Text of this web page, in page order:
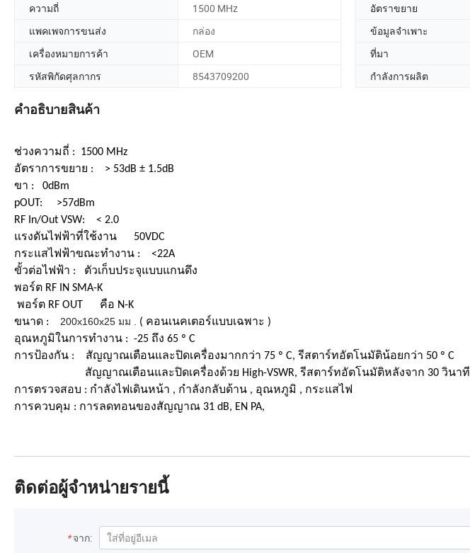
ความถี่
1500 MHz อัตราขยาย
แพคเพจการขนส่ง
กล่อง ข้อมูลจำเพาะ
เครื่องหมายการค้า
OEM ที่มา
รหัสพิกัดศุลกากร
8543709200 กำลังการผลิต
คำอธิบายสินค้า
ช่วงความถี่ :
1500 MHz
อัตราการขยาย :
> 53dB ± 1.5dB
ขา : 0dBm
pOUT:
>57dBm
RF In/Out VSW: < 2.0
แรงดันไฟฟ้าที่ใช้งาน
50VDC
กระแสไฟฟ้าขณะทำงาน : <22A
ขั้วต่อไฟฟ้า :
ตัวเก็บประจุแบบแกนดึง
พอร์ต RF IN SMA-K
พอร์ต RF OUT
คือ N-K
ขนาด :
200x160x25 มม .
( คอนเนคเตอร์แบบเฉพาะ )
อุณหภูมิในการทำงาน : -25 ถึง 65 º C
การป้องกัน :
สัญญาณเตือนและปิดเครื่องมากกว่า 75 º C, รีสตาร์ทอัตโนมัติน้อยกว่า 50 º C
สัญญาณเตือนและปิดเครื่องด้วย High-VSWR, รีสตาร์ทอัตโนมัติหลังจาก 30 วินาที
การตรวจสอบ : กำลังไฟเดินหน้า , กำลังกลับด้าน , อุณหภูมิ , กระแสไฟ
การควบคุม : การลดทอนของสัญญาณ 31 dB, EN PA,
ติดต่อผู้จำหน่ายรายนี้
* จาก: